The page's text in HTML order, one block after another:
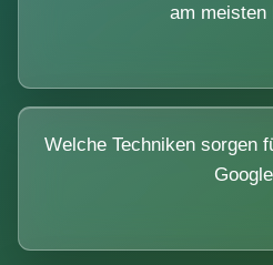
am meisten
Welche Techniken sorgen